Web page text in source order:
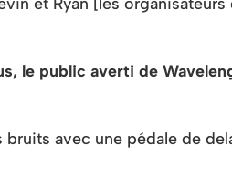
le public averti de
avec une pédale de